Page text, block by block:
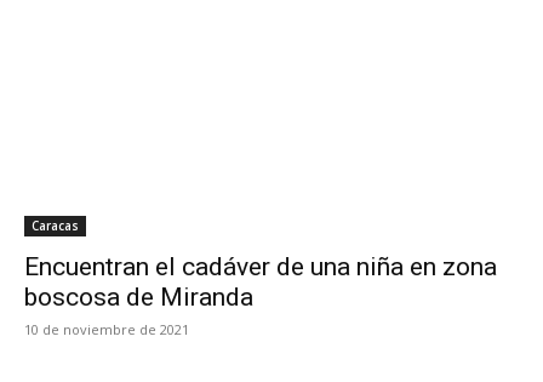
Caracas
Encuentran el cadáver de una niña en zona
boscosa de Miranda
10 de noviembre de 2021